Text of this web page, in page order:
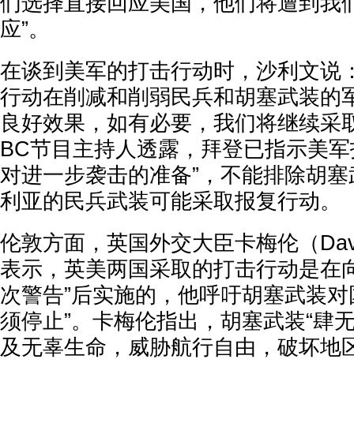
应”。
在谈到美军的打击行动时，沙利文说
行动在削减和削弱民兵和胡塞武装的
良好效果，如有必要，我们将继续采
BC节目主持人透露，拜登已指示美
对进一步袭击的准备”，不能排除胡
利亚的民兵武装可能采取报复行动。
伦敦方面，英国外交大臣卡梅伦（
表示，英美两国采取的打击行动是在
次警告”后实施的，他呼吁胡塞武装
须停止”。卡梅伦指出，胡塞武装“肆
及无辜生命，威胁航行自由，破坏地